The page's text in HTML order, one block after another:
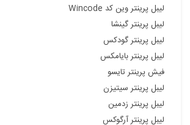
لیبل پرینتر وین کد Wincode
لیبل پرینتر گینشا
لیبل پرینتر گودکس
لیبل پرینتر بایامکس
فیش پرینتر تایسو
لیبل پرینتر سیتیزن
لیبل پرینتر زدمین
لیبل پرینتر آرگوکس